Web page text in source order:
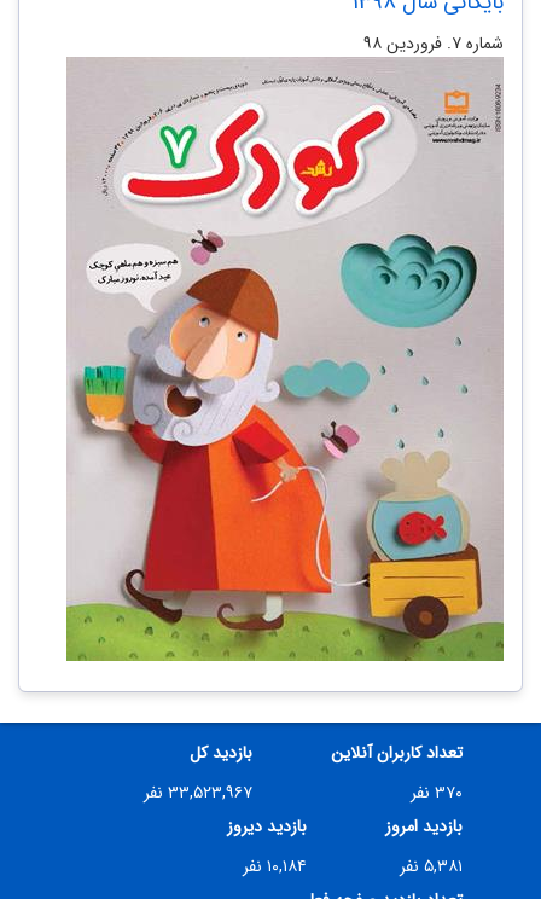
شماره ۷. فروردین ۹۸
تعداد کاربران آنلاین
۳۷۰ نفر
بازدید کل
۳۳,۵۲۳,۹۶۷ نفر
بازدید امروز
۵,۳۸۱ نفر
بازدید دیروز
۱۰,۱۸۴ نفر